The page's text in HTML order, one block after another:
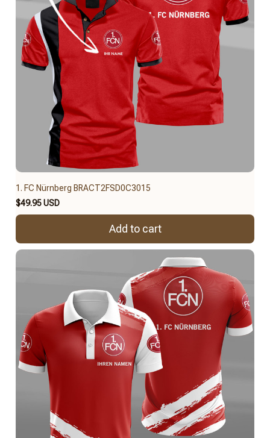
1. FC Nürnberg BRACT2FSD0C3015
$49.95 USD
Add to cart